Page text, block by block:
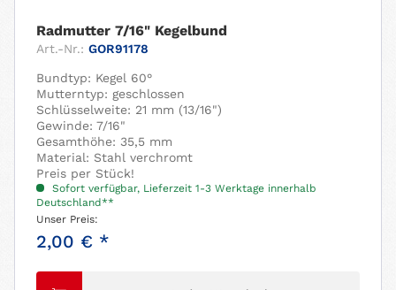
Radmutter 7/16" Kegelbund
Art.-Nr.: GOR91178
Bundtyp: Kegel 60°
Mutterntyp: geschlossen
Schlüsselweite: 21 mm (13/16")
Gewinde: 7/16"
Gesamthöhe: 35,5 mm
Material: Stahl verchromt
Preis per Stück!
Sofort verfügbar, Lieferzeit 1-3 Werktage innerhalb
Deutschland**
Unser Preis:
2,00 € *